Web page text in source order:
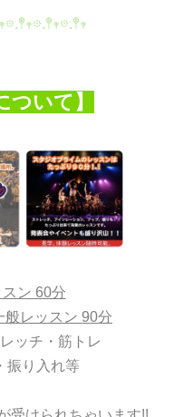
ついて】
ン 60分
般レッスン 90分
ッチ・筋トレ
振り入れ等